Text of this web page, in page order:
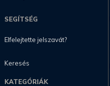
SEGÍTSÉG
Elfelejtette jelszavát?
Keresés
KATEGÓRIÁK